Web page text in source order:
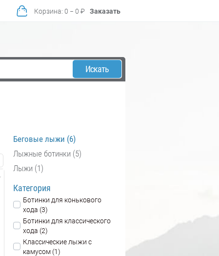
Корзина: 0 − 0 ₽ Заказать
Искать
Беговые лыжи (6)
Лыжные ботинки (5)
Лыжи (1)
Категория
Ботинки для конькового
хода (3)
Ботинки для классического
хода (2)
Классические лыжи с
камусом (1)